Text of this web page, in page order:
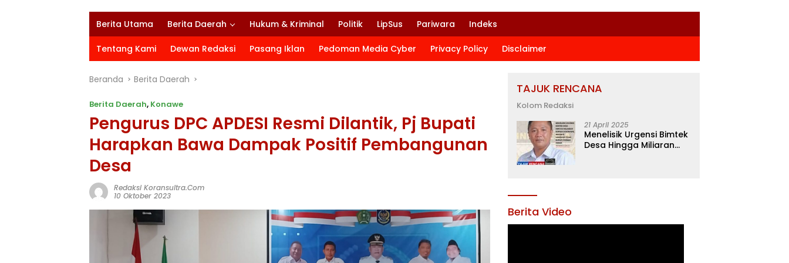
Berita Utama Berita Daerah Hukum & Kriminal Politik LipSus Pariwara Indeks
Tentang Kami Dewan Redaksi Pasang Iklan Pedoman Media Cyber Privacy Policy Disclaimer
Beranda Berita Daerah
Berita Daerah, Konawe
Pengurus DPC APDESI Resmi Dilantik, Pj Bupati
Harapkan Bawa Dampak Positif Pembangunan
Desa
Redaksi Koransultra.com
10 Oktober 2023
TAJUK RENCANA
Kolom Redaksi
21 April 2025
Menelisik Urgensi Bimtek
Desa Hingga Miliaran
Berita Video